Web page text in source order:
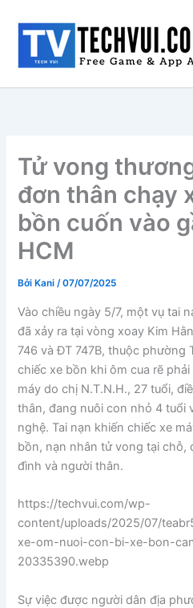
dung
Tử vong
đơn thân chạy
bồn cuốn vào
HCM
Bởi Kani/07/07/2025
Vào chiều ngày 5/7, một vụ tai
đã xảy ra tại vòng xoay Kim
746 và ĐT 747B, thuộc phường
chiếc xe bồn khi ôm cua rẽ
máy do chị N.T.N.H., 27 tuổi,
thân, đang nuôi con nhỏ 4 tuổi
nghệ. Tai nạn khiến chiếc xe
bồn, nạn nhân tử vong tại chỗ,
đình và người thân.
https://techvui.com/wp-
content/uploads/2025/07/
xe-om-nuoi-con-bi-xe-bon-
20335390.webp
Sự việc được người dân địa